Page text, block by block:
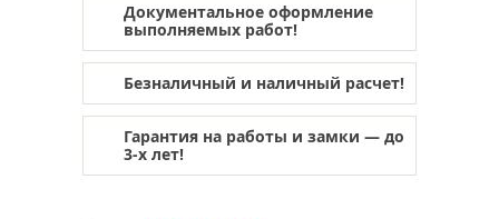
Документальное оформление
выполняемых работ!
Безналичный и наличный расчет!
Гарантия на работы и замки — до
3-х лет!